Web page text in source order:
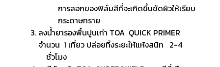
การลอกของฟิล์มสีที่จะเกิดขึ้นขัดผิวให้เรียบ
กระดาษทราย
ลงน้ำยารองพื้นปูนเก่า TOA QUICK PRIMER
จำนวน 1 เที่ยว ปล่อยทิ้งระยะให้แห้งสนิท 2-4
ชั่วโมง